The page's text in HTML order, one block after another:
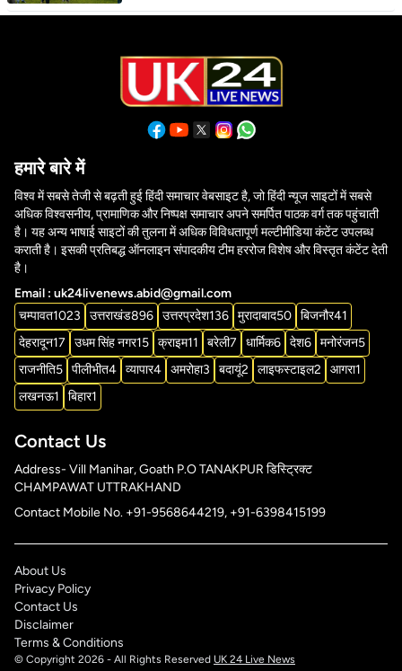
हमारे बारे में
विश्व में सबसे तेजी से बढ़ती हुई हिंदी समाचार वेबसाइट है, जो हिंदी न्यूज साइटों में सबसे
अधिक विश्वसनीय, प्रामाणिक और निष्पक्ष समाचार अपने समर्पित पाठक वर्ग तक पहुंचाती
है। यह अन्य भाषाई साइटों की तुलना में अधिक विविधतापूर्ण मल्टीमीडिया कंटेंट उपलब्ध
कराती है। इसकी प्रतिबद्ध ऑनलाइन संपादकीय टीम हररोज विशेष और विस्तृत कंटेंट देती
है।
Email : uk24livenews.abid@gmail.com
चम्पावत1023 उत्तराखंड896 उत्तरप्रदेश136 मुरादाबाद50 बिजनौर41
देहरादून17 उधम सिंह नगर15 क्राइम11 बरेली7 धार्मिक6 देश6 मनोरंजन5
राजनीति5 पीलीभीत4 व्यापार4 अमरोहा3 बदायूं2 लाइफस्टाइल2 आगरा1
लखनऊ1 बिहार1
Contact Us
Address- Vill Manihar, Goath P.O TANAKPUR डिस्ट्रिक्ट
CHAMPAWAT UTTRAKHAND
Contact Mobile No. +91-9568644219, +91-6398415199
About Us
Privacy Policy
Contact Us
Disclaimer
Terms & Conditions
© Copyright 2026 - All Rights Reserved UK 24 Live News